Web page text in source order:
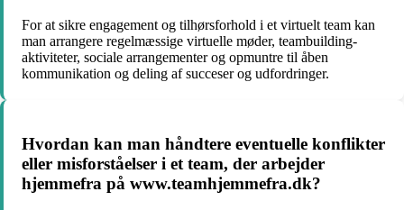
For at sikre engagement og tilhørsforhold i et virtuelt team kan
man arrangere regelmæssige virtuelle møder, teambuilding-
aktiviteter, sociale arrangementer og opmuntre til åben
kommunikation og deling af succeser og udfordringer.
Hvordan kan man håndtere eventuelle konflikter
eller misforståelser i et team, der arbejder
hjemmefra på www.teamhjemmefra.dk?